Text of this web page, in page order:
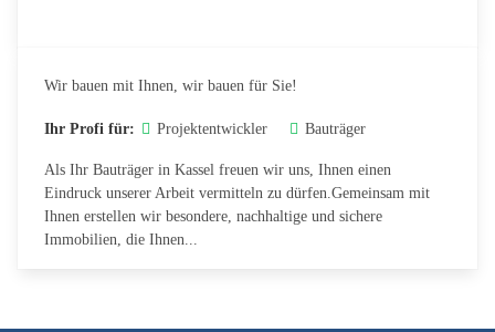
Wir bauen mit Ihnen, wir bauen für Sie!
Ihr Profi für: Projektentwickler Bauträger
Als Ihr Bauträger in Kassel freuen wir uns, Ihnen einen
Eindruck unserer Arbeit vermitteln zu dürfen.Gemeinsam mit
Ihnen erstellen wir besondere, nachhaltige und sichere
Immobilien, die Ihnen...